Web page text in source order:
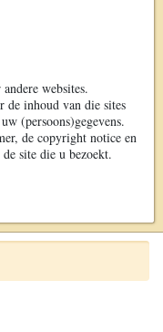
websites.
inhoud van die sites
(persoons)gegevens.
de copyright notice en
site die u bezoekt.